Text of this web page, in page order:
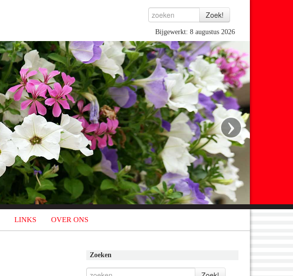
Bijgewerkt: 8 augustus 2026
›
LINKS OVER ONS
Zoeken